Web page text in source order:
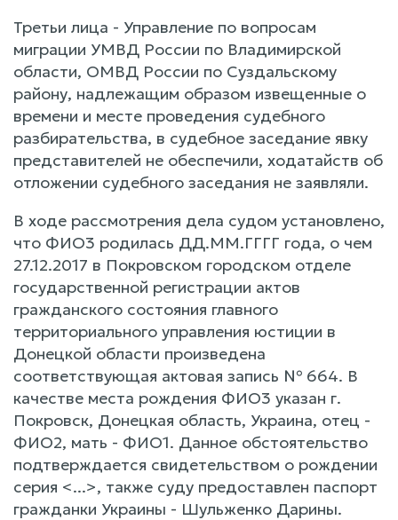
Третьи лица - Управление по вопросам
миграции УМВД России по Владимирской
области, ОМВД России по Суздальскому
району, надлежащим образом извещенные о
времени и месте проведения судебного
разбирательства, в судебное заседание явку
представителей не обеспечили, ходатайств об
отложении судебного заседания не заявляли.
В ходе рассмотрения дела судом установлено,
что ФИО3 родилась ДД.ММ.ГГГГ года, о чем
27.12.2017 в Покровском городском отделе
государственной регистрации актов
гражданского состояния главного
территориального управления юстиции в
Донецкой области произведена
соответствующая актовая запись № 664. В
качестве места рождения ФИО3 указан г.
Покровск, Донецкая область, Украина, отец -
ФИО2, мать - ФИО1. Данное обстоятельство
подтверждается свидетельством о рождении
серия <...>, также суду предоставлен паспорт
гражданки Украины - Шульженко Дарины.